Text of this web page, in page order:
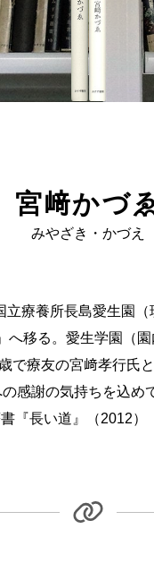
宮﨑かづ
みやざき・かづえ
療養所長島愛生園
移る。愛生学園（
療友の宮﨑孝行氏
感謝の気持ちを込
長い道』（2012）